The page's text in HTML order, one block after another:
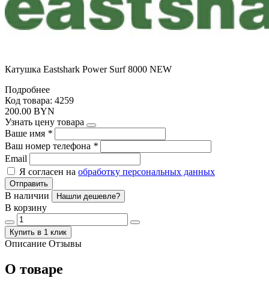
Катушка Eastshark Power Surf 8000 NEW
Подробнее
Код товара: 4259
200.00 BYN
Узнать цену товара
Ваше имя *
Ваш номер телефона *
Email
Я согласен на обработку персональных данных
Отправить
В наличии Нашли дешевле?
В корзину
Купить в 1 клик
Описание Отзывы
О товаре